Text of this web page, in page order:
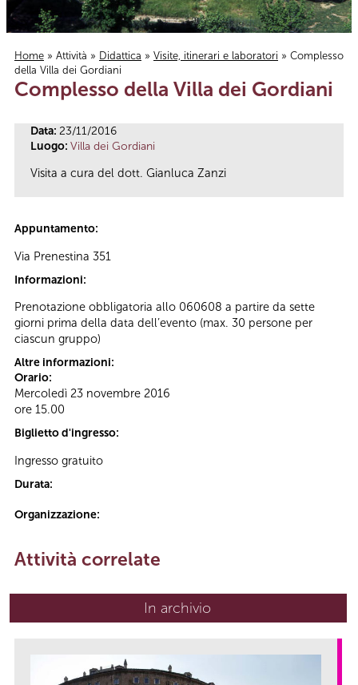
Tu sei qui
Home » Attività » Didattica » Visite, itinerari e laboratori » Complesso
della Villa dei Gordiani
Complesso della Villa dei Gordiani
Data: 23/11/2016
Luogo: Villa dei Gordiani
Visita a cura del dott. Gianluca Zanzi
Appuntamento:
Via Prenestina 351
Informazioni:
Prenotazione obbligatoria allo 060608 a partire da sette
giorni prima della data dell’evento (max. 30 persone per
ciascun gruppo)
Altre informazioni:
Orario:
Mercoledì 23 novembre 2016
ore 15.00
Biglietto d'ingresso:
Ingresso gratuito
Durata:
Organizzazione:
Attività correlate
In archivio